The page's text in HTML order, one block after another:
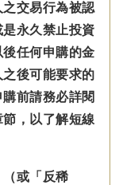
交易行為被認
永久禁止投資
任何申購的金
後可能要求的
前請務必詳閱
，以了解短線
或「反稀